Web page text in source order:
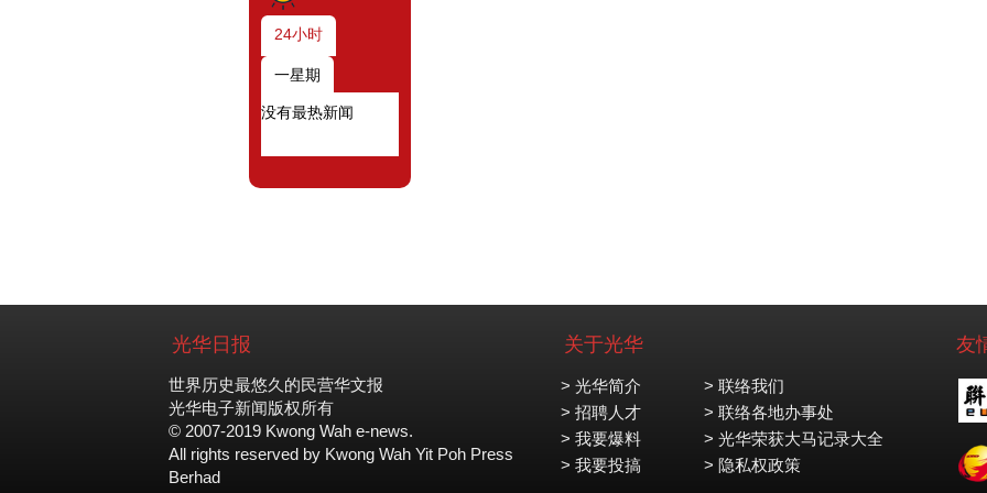
24小时
一星期
没有最热新闻
光华日报
世界历史最悠久的民营华文报
光华电子新闻版权所有
© 2007-2019 Kwong Wah e-news.
All rights reserved by Kwong Wah Yit Poh Press
Berhad
关于光华
> 光华简介
> 招聘人才
> 我要爆料
> 我要投搞
> 联络我们
> 联络各地办事处
> 光华荣获大马记录大全
> 隐私权政策
友